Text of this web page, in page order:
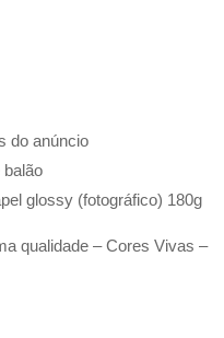
do anúncio
glossy (fotográfico) 180g
qualidade – Cores Vivas –